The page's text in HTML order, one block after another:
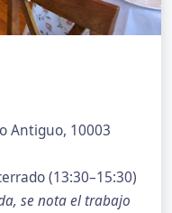
Antiguo, 10003
(13:30–15:30)
se nota el trabajo